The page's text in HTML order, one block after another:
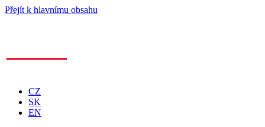
Přejít k hlavnímu obsahu
CZ
SK
EN